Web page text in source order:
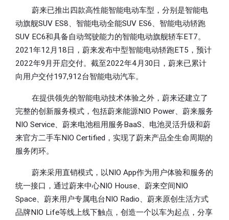
蔚来已推出四款高性能智能电动车型，分别是智能电
动旗舰SUV ES8、智能电动全能SUV ES6、智能电动轿跑
SUV EC6和具备自动驾驶能力的智能电动旗舰轿车ET7。
2021年12月18日，蔚来发布中型智能电动轿跑ET5，预计
2022年9月开启交付。截至2022年4月30日，蔚来已累计
向用户交付197,912台智能电动汽车。
在提供领先的智能电动技术体验之外，蔚来还建立了
完整的创新服务模式，包括蔚来能源NIO Power、蔚来服务
NIO Service、蔚来电池租用服务BaaS、电池灵活升级和蔚
来官方二手车NIO Certified，实现了蔚来产品全生命周期的
服务闭环。
蔚来采用直销模式，以NIO App作为用户体验和服务的
统一接口，通过蔚来中心NIO House、蔚来空间NIO
Space、蔚来用户专属电台NIO Radio、蔚来原创生活方式
品牌NIO Life等线上线下触点，创造一个以车为起点，分享